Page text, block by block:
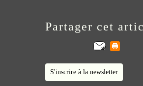
Partager cet
S'inscrire à la newsletter